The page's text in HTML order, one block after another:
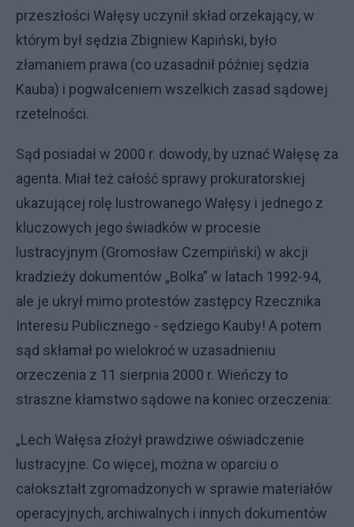
przeszłości Wałęsy uczynił skład orzekający, w
którym był sędzia Zbigniew Kapiński, było
złamaniem prawa (co uzasadnił później sędzia
Kauba) i pogwałceniem wszelkich zasad sądowej
rzetelności.
Sąd posiadał w 2000 r. dowody, by uznać Wałęsę za
agenta. Miał też całość sprawy prokuratorskiej
ukazującej rolę lustrowanego Wałęsy i jednego z
kluczowych jego świadków w procesie
lustracyjnym (Gromosław Czempiński) w akcji
kradzieży dokumentów „Bolka” w latach 1992-94,
ale je ukrył mimo protestów zastępcy Rzecznika
Interesu Publicznego - sędziego Kauby! A potem
sąd skłamał po wielokroć w uzasadnieniu
orzeczenia z 11 sierpnia 2000 r. Wieńczy to
straszne kłamstwo sądowe na koniec orzeczenia:
„Lech Wałęsa złożył prawdziwe oświadczenie
lustracyjne. Co więcej, można w oparciu o
całokształt zgromadzonych w sprawie materiałów
operacyjnych, archiwalnych i innych dokumentów